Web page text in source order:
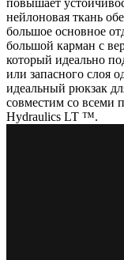
нейлоновая ткань
большое основное
большой карман с
который идеально
или запасного слоя
идеальный рюкзак
совместим со всеми
Hydraulics LT ™.